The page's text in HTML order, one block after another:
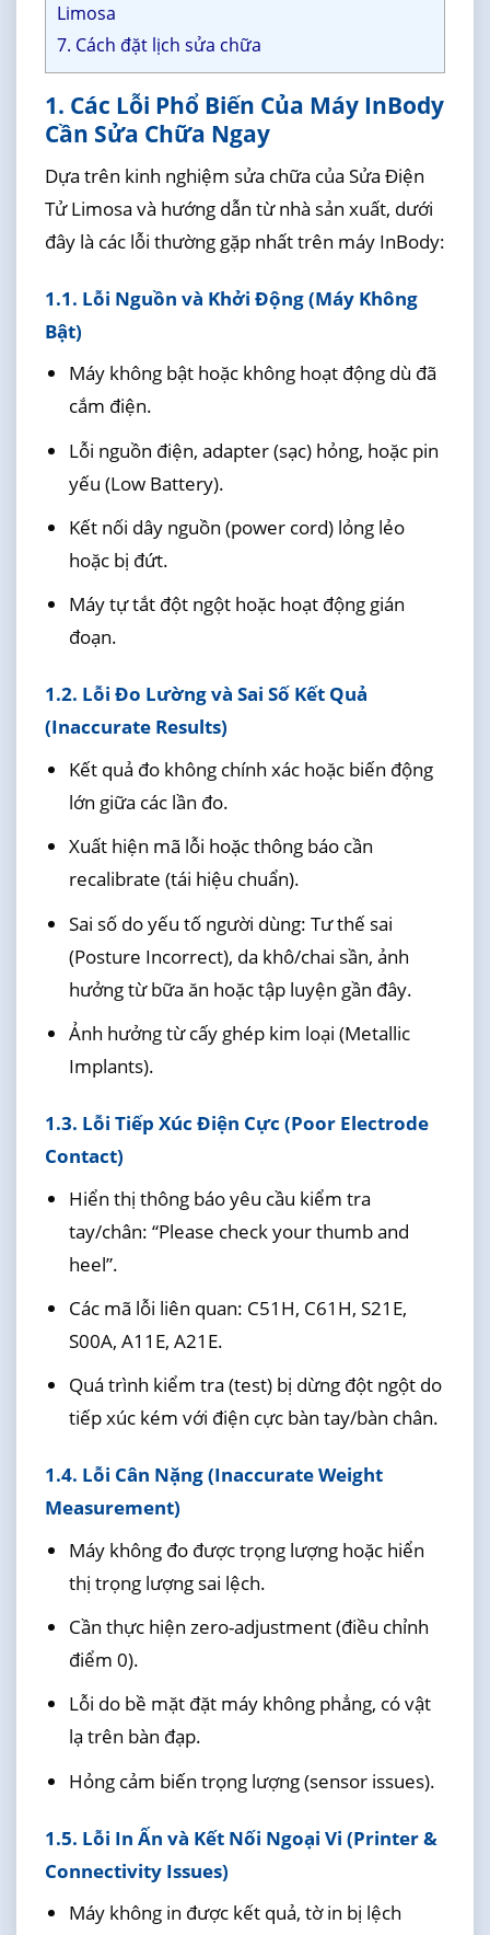
Limosa
7. Cách đặt lịch sửa chữa
1. Các Lỗi Phổ Biến Của Máy InBody
Cần Sửa Chữa Ngay
Dựa trên kinh nghiệm sửa chữa của Sửa Điện
Tử Limosa và hướng dẫn từ nhà sản xuất, dưới
đây là các lỗi thường gặp nhất trên máy InBody:
1.1. Lỗi Nguồn và Khởi Động (Máy Không
Bật)
Máy không bật hoặc không hoạt động dù đã
cắm điện.
Lỗi nguồn điện, adapter (sạc) hỏng, hoặc pin
yếu (Low Battery).
Kết nối dây nguồn (power cord) lỏng lẻo
hoặc bị đứt.
Máy tự tắt đột ngột hoặc hoạt động gián
đoạn.
1.2. Lỗi Đo Lường và Sai Số Kết Quả
(Inaccurate Results)
Kết quả đo không chính xác hoặc biến động
lớn giữa các lần đo.
Xuất hiện mã lỗi hoặc thông báo cần
recalibrate (tái hiệu chuẩn).
Sai số do yếu tố người dùng: Tư thế sai
(Posture Incorrect), da khô/chai sần, ảnh
hưởng từ bữa ăn hoặc tập luyện gần đây.
Ảnh hưởng từ cấy ghép kim loại (Metallic
Implants).
1.3. Lỗi Tiếp Xúc Điện Cực (Poor Electrode
Contact)
Hiển thị thông báo yêu cầu kiểm tra
tay/chân: “Please check your thumb and
heel”.
Các mã lỗi liên quan: C51H, C61H, S21E,
S00A, A11E, A21E.
Quá trình kiểm tra (test) bị dừng đột ngột do
tiếp xúc kém với điện cực bàn tay/bàn chân.
1.4. Lỗi Cân Nặng (Inaccurate Weight
Measurement)
Máy không đo được trọng lượng hoặc hiển
thị trọng lượng sai lệch.
Cần thực hiện zero-adjustment (điều chỉnh
điểm 0).
Lỗi do bề mặt đặt máy không phẳng, có vật
lạ trên bàn đạp.
Hỏng cảm biến trọng lượng (sensor issues).
1.5. Lỗi In Ấn và Kết Nối Ngoại Vi (Printer &
Connectivity Issues)
Máy không in được kết quả, tờ in bị lệch